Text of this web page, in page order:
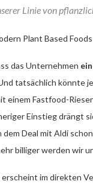
Linie von
Plant Based Foods
das Unternehmen
tatsächlich könnte
Fastfood-
Einstieg drängt
Deal mit Aldi
billiger werden wir
im direkten